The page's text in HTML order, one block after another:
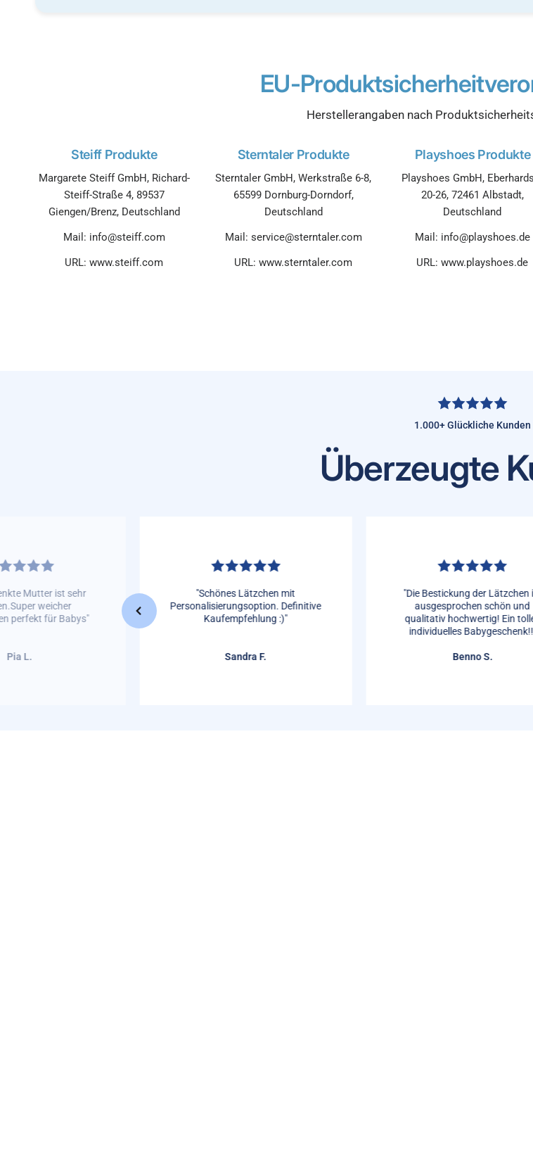
EU-
Herstellerangaben nach
Steiff Produkte
Margarete Steiff GmbH, Richard-
Steiff-Straße 4, 89537
Giengen/Brenz, Deutschland
Mail: info@steiff.com
URL: www.steiff.com
Sterntaler Produkte
Sterntaler GmbH, Werkstraße 6-8,
65599 Dornburg-Dorndorf,
Deutschland
Mail: service@sterntaler.com
URL: www.sterntaler.com
Playshoes Produkte
Playshoes GmbH,
20-26, 72461 Albstadt,
Deutschland
Mail: info@playshoes.de
URL: www.playshoes.de
1.000+ Glückliche Kunden
Überzeugte
Mutter ist sehr
weicher
perfekt für Babys"
Pia L.
"Schönes Lätzchen mit
Personalisierungsoption. Definitive
Kaufempfehlung :)"
Sandra F.
"Die Bestickung der Lätzchen
ausgesprochen schön und
qualitativ hochwertig! Ein
individuelles
Benno S.